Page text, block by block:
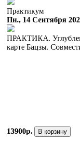
Практикум
Пн., 14 Сентября
ПРАКТИКА.
карте Бацзы.
13900р. В корзину